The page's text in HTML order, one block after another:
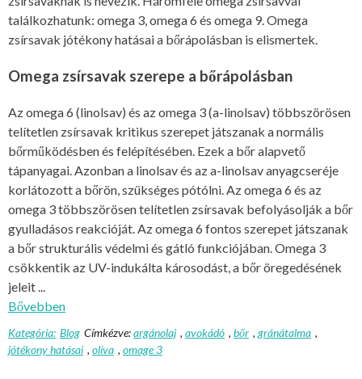
találkozhatunk: omega 3, omega 6 és omega 9. Omega
zsírsavak jótékony hatásai a bőrápolásban is elismertek.
Omega zsírsavak szerepe a bőrápolásban
Az omega 6 (linolsav) és az omega 3 (a-linolsav) többszörösen
telítetlen zsírsavak kritikus szerepet játszanak a normális
bőrműködésben és felépítésében. Ezek a bőr alapvető
tápanyagai. Azonban a linolsav és az a-linolsav anyagcseréje
korlátozott a bőrön, szükséges pótólni. Az omega 6 és az
omega 3 többszörösen telítetlen zsírsavak befolyásolják a bőr
gyulladásos reakcióját. Az omega 6 fontos szerepet játszanak
a bőr strukturális védelmi és gátló funkciójában. Omega 3
csökkentik az UV-indukálta károsodást, a bőr öregedésének
jeleit ...
Bővebben
Kategória: Blog Címkézve:argánolaj , avokádó , bőr , gránátalma ,
jótékony hatásai , olíva , omage 3